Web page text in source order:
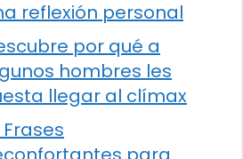
reflexión personal
por qué a
hombres les
llegar al clímax
Frases